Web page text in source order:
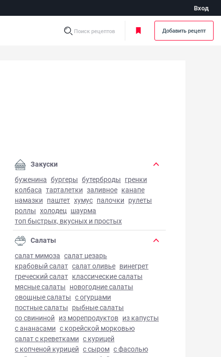
Вход
Поиск рецептов Добавить рецепт
из творога - фото готового блюда
Закуски
буженина бургеры бутерброды гренки
колбаса тарталетки заливное канапе
намазки паштет хумус палочки рулеты
роллы холодец шаурма
топ быстрых, вкусных и простых
Салаты
салат мимоза салат цезарь
крабовый салат салат оливье винегрет
греческий салат классические салаты
мясные салаты новогодние салаты
овощные салаты с огурцами
постные салаты рыбные салаты
со свининой из морепродуктов из капусты
с ананасами с корейской морковью
салат с креветками с курицей
с копченой курицей с сыром с фасолью